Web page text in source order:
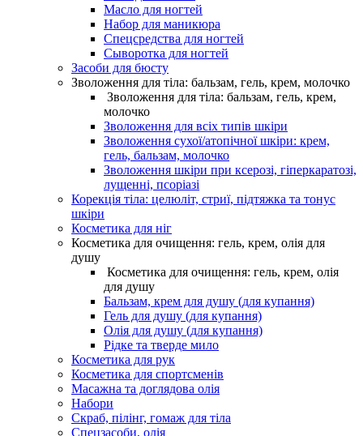
Масло для ногтей
Набор для маникюра
Спецсредства для ногтей
Сыворотка для ногтей
Засоби для бюсту
Зволоження для тіла: бальзам, гель, крем, молочко
Зволоження для тіла: бальзам, гель, крем,
молочко
Зволоження для всіх типів шкіри
Зволоження сухої/атопічної шкіри: крем,
гель, бальзам, молочко
Зволоження шкіри при ксерозі, гіперкаратозі,
лущенні, псоріазі
Корекція тіла: целюліт, стриї, підтяжка та тонус
шкіри
Косметика для ніг
Косметика для очищення: гель, крем, олія для
душу
Косметика для очищення: гель, крем, олія
для душу
Бальзам, крем для душу (для купання)
Гель для душу (для купання)
Олія для душу (для купання)
Рідке та тверде мило
Косметика для рук
Косметика для спортсменів
Масажна та доглядова олія
Набори
Скраб, пілінг, гомаж для тіла
Спецзасоби, олія